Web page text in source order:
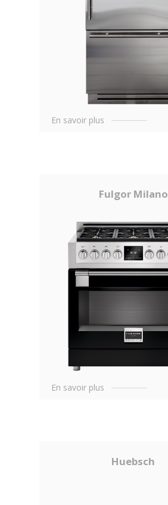
En savoir plus
Fulgor Milano
En savoir plus
Huebsch